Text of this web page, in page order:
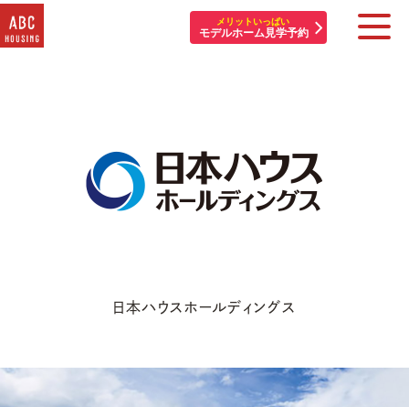
メリットいっぱい
モデルホーム見学予約
モデルハウスを探す
日本ハウスホールディングス